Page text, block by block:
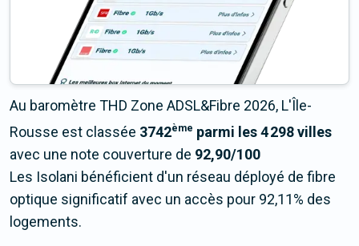
Au baromètre THD Zone ADSL&Fibre 2026, L'Île-
Rousse est classée 3742ème parmi les 4 298 villes
avec une note couverture de 92,90/100
Les Isolani bénéficient d'un réseau déployé de fibre
optique significatif avec un accès pour 92,11% des
logements.